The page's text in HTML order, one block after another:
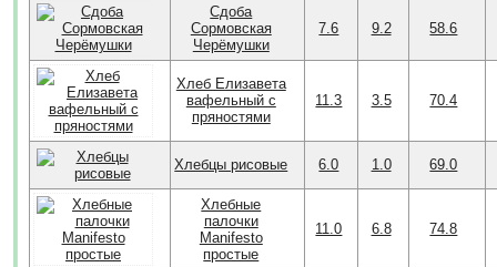
Сдоба
Сормовская
Черёмушки
7.6 9.2 58.6
Хлеб Елизавета
вафельный с
пряностями
11.3 3.5 70.4
Хлебцы рисовые 6.0 1.0 69.0
Хлебные
палочки
Manifesto
простые
11.0 6.8 74.8